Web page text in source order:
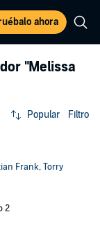
ahora
"Melissa
Popular Filtro
Frank,Torry
2